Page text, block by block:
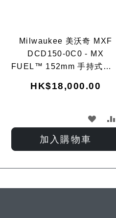
Milwaukee 美沃奇 MXF
DCD150-0C0 - MX
FUEL™ 152mm 手持式鑽孔
HK$18,000.00
願
望
清
加入購物車